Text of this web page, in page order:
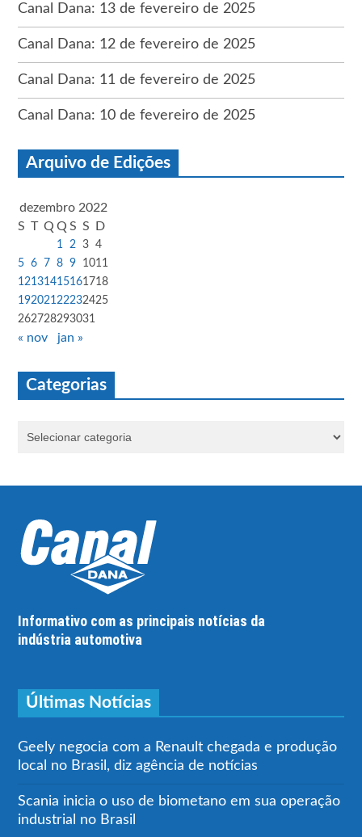
Canal Dana: 13 de fevereiro de 2025
Canal Dana: 12 de fevereiro de 2025
Canal Dana: 11 de fevereiro de 2025
Canal Dana: 10 de fevereiro de 2025
Arquivo de Edições
dezembro 2022
S T Q Q S S D
1 2 3 4
5 6 7 8 9 1011
12131415161718
192021 22232425
262728293031
« nov jan »
Categorias
Informativo com as principais notícias da
indústria automotiva
Últimas Notícias
Geely negocia com a Renault chegada e produção
local no Brasil, diz agência de notícias
Scania inicia o uso de biometano em sua operação
industrial no Brasil